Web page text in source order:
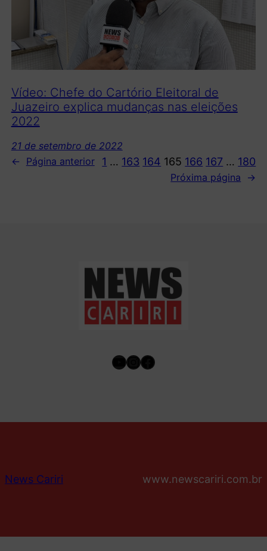
Vídeo: Chefe do Cartório Eleitoral de
Juazeiro explica mudanças nas eleições
2022
21 de setembro de 2022
←
Página anterior 1 … 163 164 165 166 167 … 180
Próxima página →
Youtube
Instagram
Facebook
News Cariri www.newscariri.com.br